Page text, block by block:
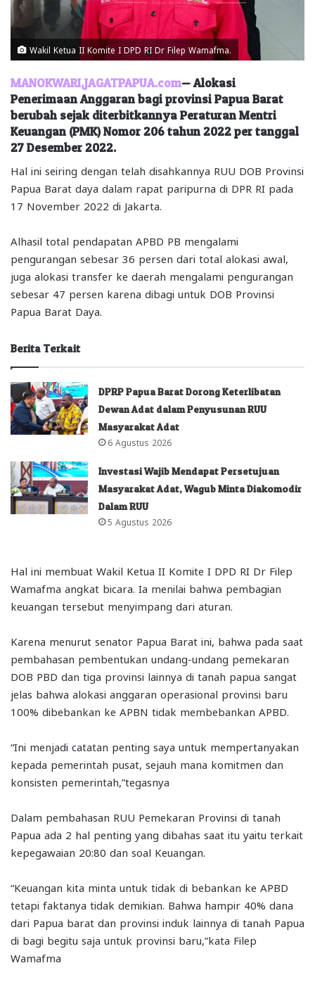
Wakil Ketua II Komite I DPD RI Dr Filep Wamafma.
MANOKWARI,JAGATPAPUA.com— Alokasi
Penerimaan Anggaran bagi provinsi Papua Barat
berubah sejak diterbitkannya Peraturan Mentri
Keuangan (PMK) Nomor 206 tahun 2022 per tanggal
27 Desember 2022.
Hal ini seiring dengan telah disahkannya RUU DOB Provinsi
Papua Barat daya dalam rapat paripurna di DPR RI pada
17 November 2022 di Jakarta.
Alhasil total pendapatan APBD PB mengalami
pengurangan sebesar 36 persen dari total alokasi awal,
juga alokasi transfer ke daerah mengalami pengurangan
sebesar 47 persen karena dibagi untuk DOB Provinsi
Papua Barat Daya.
Berita Terkait
DPRP Papua Barat Dorong Keterlibatan
Dewan Adat dalam Penyusunan RUU
Masyarakat Adat
6 Agustus 2026
Investasi Wajib Mendapat Persetujuan
Masyarakat Adat, Wagub Minta Diakomodir
Dalam RUU
5 Agustus 2026
Hal ini membuat Wakil Ketua II Komite I DPD RI Dr Filep
Wamafma angkat bicara. Ia menilai bahwa pembagian
keuangan tersebut menyimpang dari aturan.
Karena menurut senator Papua Barat ini, bahwa pada saat
pembahasan pembentukan undang-undang pemekaran
DOB PBD dan tiga provinsi lainnya di tanah papua sangat
jelas bahwa alokasi anggaran operasional provinsi baru
100% dibebankan ke APBN tidak membebankan APBD.
“Ini menjadi catatan penting saya untuk mempertanyakan
kepada pemerintah pusat, sejauh mana komitmen dan
konsisten pemerintah,”tegasnya
Dalam pembahasan RUU Pemekaran Provinsi di tanah
Papua ada 2 hal penting yang dibahas saat itu yaitu terkait
kepegawaian 20:80 dan soal Keuangan.
“Keuangan kita minta untuk tidak di bebankan ke APBD
tetapi faktanya tidak demikian. Bahwa hampir 40% dana
dari Papua barat dan provinsi induk lainnya di tanah Papua
di bagi begitu saja untuk provinsi baru,”kata Filep
Wamafma